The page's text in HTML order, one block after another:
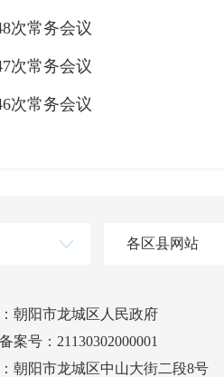
次常务会议
次常务会议
次常务会议
各区县网站
朝阳市龙城区人民政府
案号：21130302000001
朝阳市龙城区中山大街二段8号